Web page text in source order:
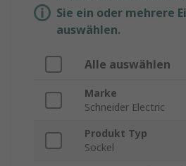
Sie ein oder mehrere
auswählen.
Alle auswählen
Marke
Schneider Electric
Produkt Typ
Sockel